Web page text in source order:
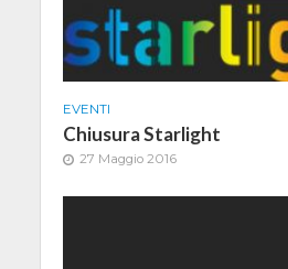
EVENTI
Chiusura Starlight
27 Maggio 2016